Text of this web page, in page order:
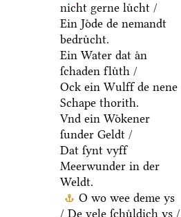
nicht gerne luͤcht /
Ein Joͤde de nemandt
bedruͤcht.
Ein Water dat aͤn
ſchaden fluͤth /
Ock ein Wulff de nene
Schape thorith.
Vnd ein Woͤkener
ſunder Geldt /
Dat ſynt vyff
Meerwunder in der
Weldt.
O wo wee deme ys
/ De vele ſchuͤldich ys /